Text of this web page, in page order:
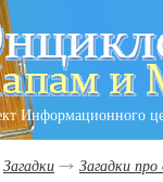
Информационного
Загадки Загадки